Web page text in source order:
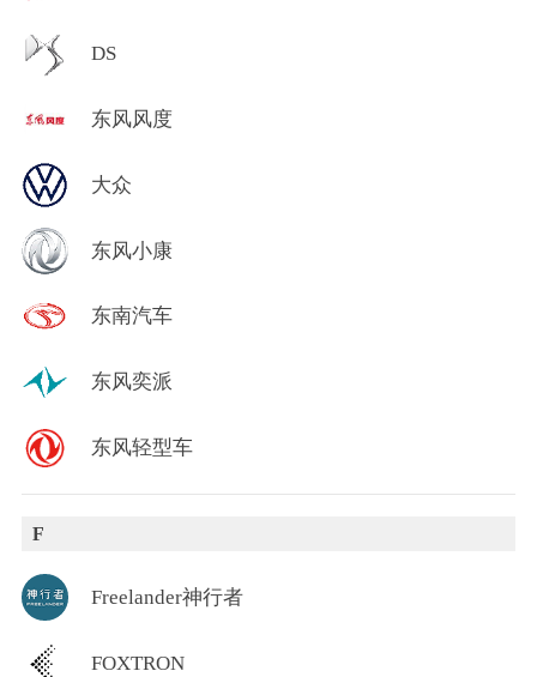
DS
东风风度
大众
东风小康
东南汽车
东风奕派
东风轻型车
F
Freelander神行者
FOXTRON